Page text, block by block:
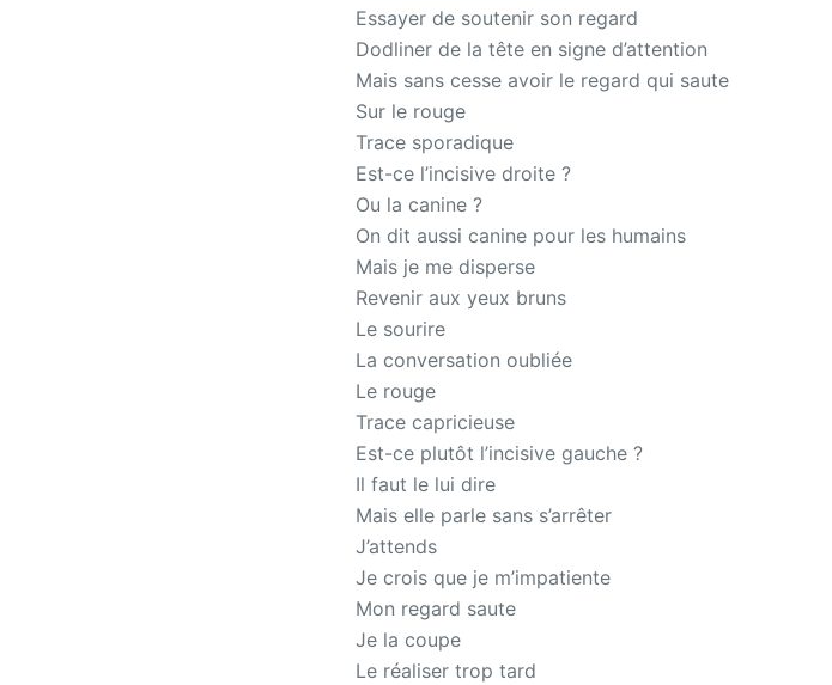
Essayer de soutenir son regard
Dodliner de la tête en signe d’attention
Mais sans cesse avoir le regard qui saute
Sur le rouge
Trace sporadique
Est-ce l’incisive droite ?
Ou la canine ?
On dit aussi canine pour les humains
Mais je me disperse
Revenir aux yeux bruns
Le sourire
La conversation oubliée
Le rouge
Trace capricieuse
Est-ce plutôt l’incisive gauche ?
Il faut le lui dire
Mais elle parle sans s’arrêter
J’attends
Je crois que je m’impatiente
Mon regard saute
Je la coupe
Le réaliser trop tard